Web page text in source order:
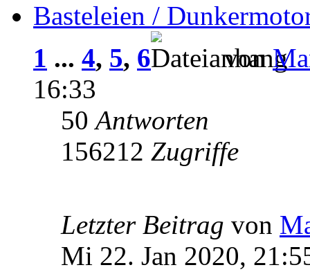
Basteleien /
1 ... 4, 5, 6 von
16:33
50Antworten
156212 Zugriffe
Letzter Beitrag von
Mi 22. Jan 2020,